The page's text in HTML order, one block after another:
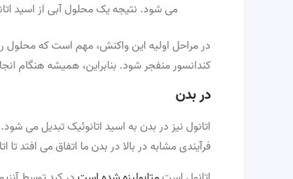
می شود. نتیجه یک محلول آبی از اسید
در مراحل اولیه این واکنش، مهم است که محلول
کندانسور منفجر شود. بنابراین، همیشه هنگام
در بدن
اتانول نیز در بدن به اسید اتانوئیک تبدیل می
فرآیندی مشابه در بالا در بدن ما اتفاق می افتد